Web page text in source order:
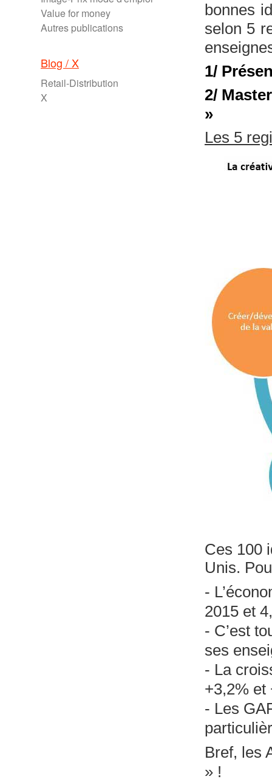
Value for money
Autres publications
Blog / X
Retail-Distribution
X
bonnes
selon 5
1/
2/
»
Les 5
Ces 100
Unis.
-
2015 et
- C’est
ses
- La
+3,2% et
- Les
Bref, les
» !